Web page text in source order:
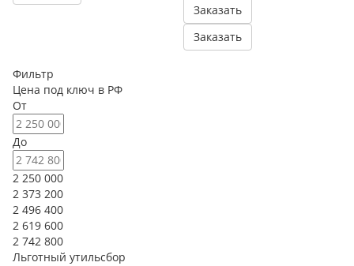
Заказать
Заказать
Фильтр
Цена под ключ в РФ
От
До
2 250 000
2 373 200
2 496 400
2 619 600
2 742 800
Льготный утильсбор